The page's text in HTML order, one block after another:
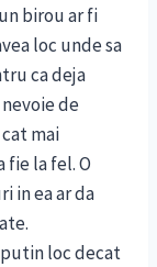
birou ar fi
loc unde sa
ca deja
de
mai
fie la fel. O
in ea ar da
putin loc decat